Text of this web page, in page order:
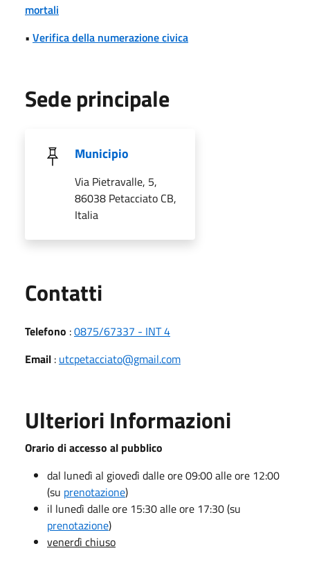
mortali
• Verifica della numerazione civica
Sede principale
Municipio
Via Pietravalle, 5,
86038 Petacciato CB,
Italia
Contatti
Telefono :0875/67337 - INT 4
Email : utcpetacciato@gmail.com
Ulteriori Informazioni
Orario di accesso al pubblico
dal lunedì al giovedì dalle ore 09:00 alle ore 12:00
(su prenotazione)
il lunedì dalle ore 15:30 alle ore 17:30 (su
prenotazione)
venerdì chiuso